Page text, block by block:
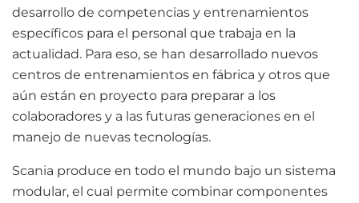
desarrollo de competencias y entrenamientos
específicos para el personal que trabaja en la
actualidad. Para eso, se han desarrollado nuevos
centros de entrenamientos en fábrica y otros que
aún están en proyecto para preparar a los
colaboradores y a las futuras generaciones en el
manejo de nuevas tecnologías.
Scania produce en todo el mundo bajo un sistema
modular, el cual permite combinar componentes